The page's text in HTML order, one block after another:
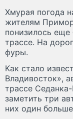
Хмурая погода
жителям
понизилось еще
трассе. На
фуры.
Как стало
Владивосток»,
трассе
заметить три
них один